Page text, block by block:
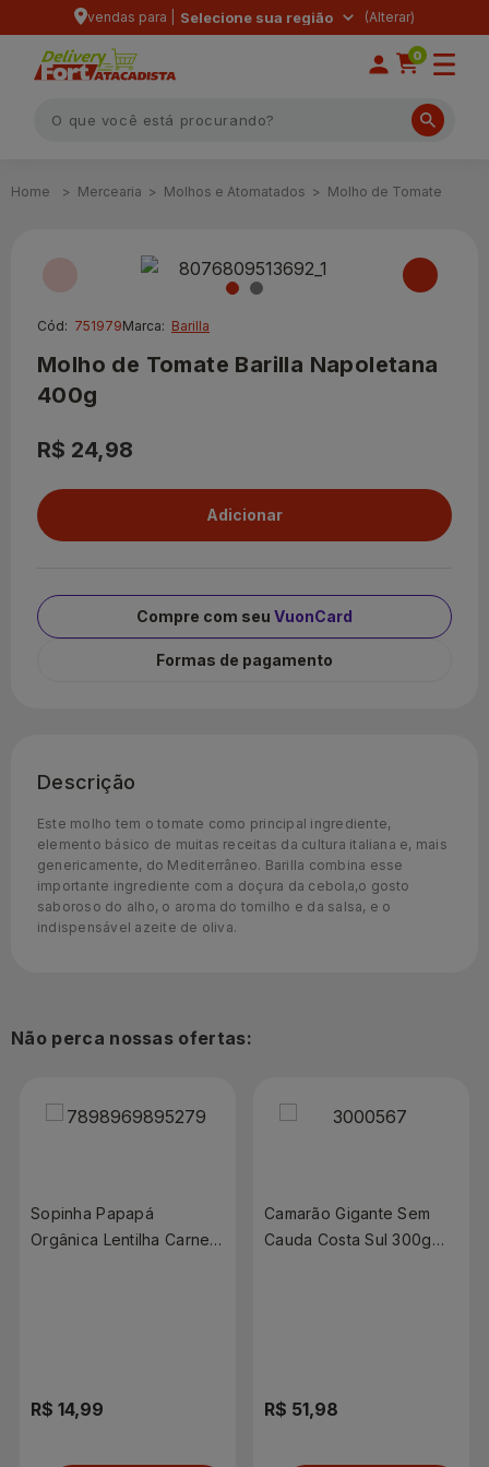
vendas para | Selecione sua região
0
Mercearia Molhos e Atomatados Molho de Tomate
Cód: 751979Marca: Barilla
Molho de Tomate Barilla Napoletana
400g
R$ 24,98
Compre com seu VuonCard
Formas de pagamento
Descrição
Este molho tem o tomate como principal ingrediente,
elemento básico de muitas receitas da cultura italiana e, mais
genericamente, do Mediterrâneo. Barilla combina esse
importante ingrediente com a doçura da cebola,o gosto
saboroso do alho, o aroma do tomilho e da salsa, e o
indispensável azeite de oliva.
Não perca nossas ofertas:
Sopinha Papapá
Orgânica Lentilha Carne e
R$ 14,99
Camarão Gigante Sem
Cauda Costa Sul 300g
R$ 51,98